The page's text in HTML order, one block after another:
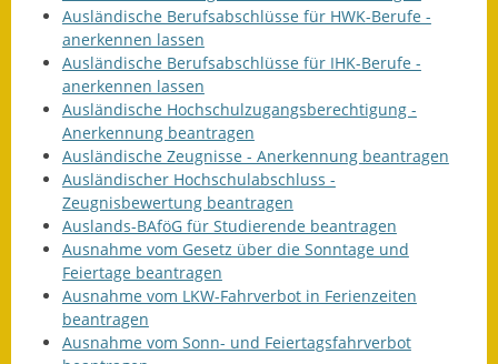
Ausländische Berufsabschlüsse für HWK-Berufe -
anerkennen lassen
Ausländische Berufsabschlüsse für IHK-Berufe -
anerkennen lassen
Ausländische Hochschulzugangsberechtigung -
Anerkennung beantragen
Ausländische Zeugnisse - Anerkennung beantragen
Ausländischer Hochschulabschluss -
Zeugnisbewertung beantragen
Auslands-BAföG für Studierende beantragen
Ausnahme vom Gesetz über die Sonntage und
Feiertage beantragen
Ausnahme vom LKW-Fahrverbot in Ferienzeiten
beantragen
Ausnahme vom Sonn- und Feiertagsfahrverbot